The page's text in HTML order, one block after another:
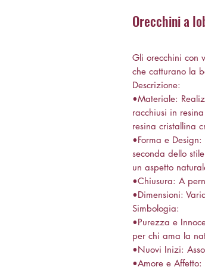
Orecchini a
Gli orecchini con
che catturano la
Descrizione:
•Materiale:
racchiusi in
resina cristallina
•Forma e
seconda dello
un aspetto
•Chiusura: A
•Dimensioni:
Simbologia:
•Purezza e
per chi ama la
•Nuovi Inizi:
•Amore e